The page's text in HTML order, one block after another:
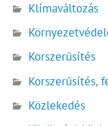
Klímaváltozás
Korszerűsítés
Korszerűsítés,
Közlekedés